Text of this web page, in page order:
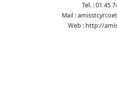
Tel. : 01 45
Mail :
Web : http://